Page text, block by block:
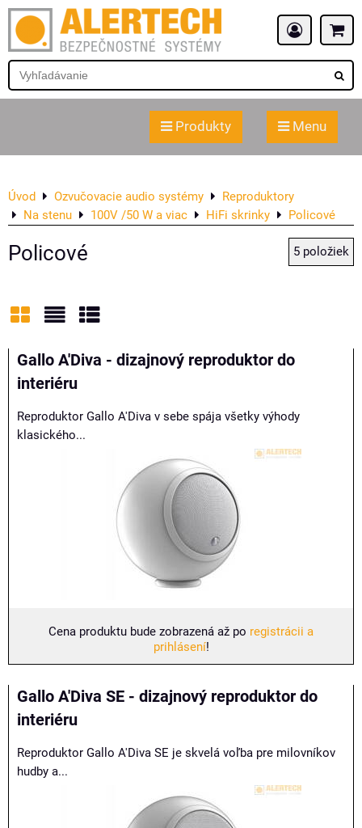
Produkty Menu
Úvod Ozvučovacie audio systémy
Reproduktory
Na stenu
100V /50 W a viac HiFi skrinky Policové
Policové 5 položiek
Mriežka
Gallo A'Diva - dizajnový reproduktor do
interiéru
Reproduktor Gallo A'Diva v sebe spája všetky výhody
klasického...
Cena produktu bude zobrazená až po registrácii a
prihlásení!
Gallo A'Diva SE - dizajnový reproduktor do
interiéru
Reproduktor Gallo A'Diva SE je skvelá voľba pre milovníkov
hudby a...